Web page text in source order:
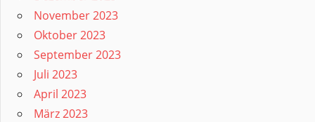
November 2023
Oktober 2023
September 2023
Juli 2023
April 2023
März 2023